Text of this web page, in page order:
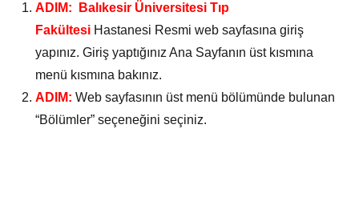
ADIM: Balıkesir Üniversitesi Tıp
Fakültesi Hastanesi Resmi web sayfasına giriş
yapınız. Giriş yaptığınız Ana Sayfanın üst kısmına
menü kısmına bakınız.
ADIM: Web sayfasının üst menü bölümünde bulunan
“Bölümler” seçeneğini seçiniz.